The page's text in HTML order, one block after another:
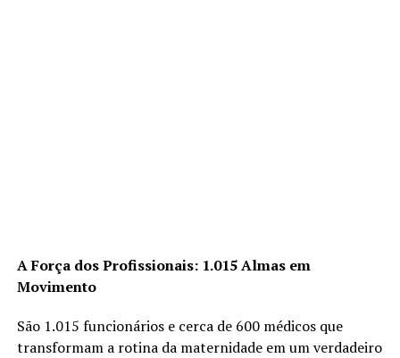
A Força dos Profissionais: 1.015 Almas em
Movimento
São 1.015 funcionários e cerca de 600 médicos que
transformam a rotina da maternidade em um verdadeiro